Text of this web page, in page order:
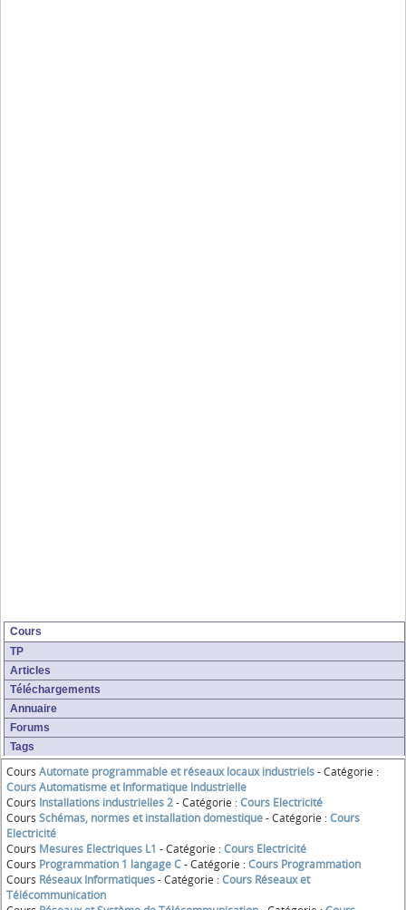
Cours
TP
Articles
Téléchargements
Annuaire
Forums
Tags
Cours Automate programmable et réseaux locaux industriels- Catégorie :
Cours Automatisme et Informatique Industrielle
Cours Installations industrielles 2- Catégorie :Cours Electricité
Cours Schémas, normes et installation domestique- Catégorie :Cours
Electricité
Cours Mesures Electriques L1 - Catégorie :Cours Electricité
Cours Programmation 1 langage C- Catégorie :Cours Programmation
Cours Réseaux Informatiques- Catégorie :Cours Réseaux et
Télécommunication